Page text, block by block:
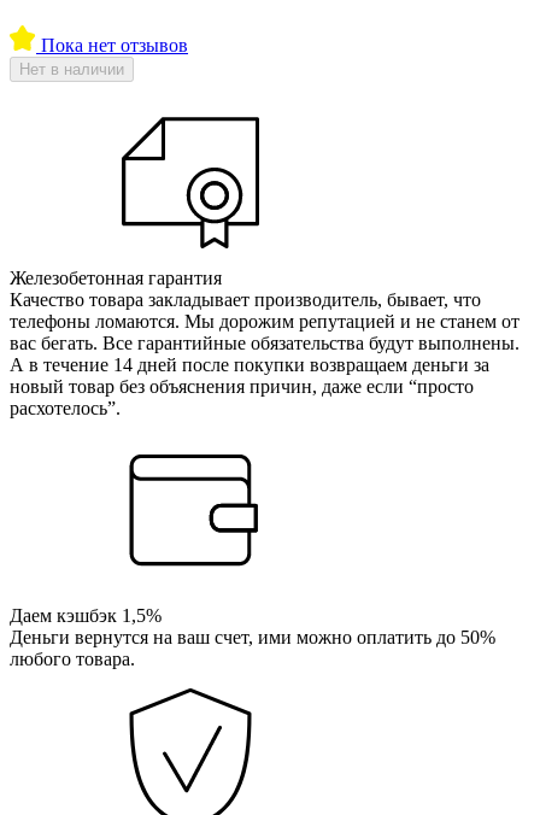
Пока нет отзывов
Нет в наличии
Железобетонная гарантия
Качество товара закладывает производитель, бывает, что
телефоны ломаются. Мы дорожим репутацией и не станем от
вас бегать. Все гарантийные обязательства будут выполнены.
А в течение 14 дней после покупки возвращаем деньги за
новый товар без объяснения причин, даже если “просто
расхотелось”.
Даем кэшбэк 1,5%
Деньги вернутся на ваш счет, ими можно оплатить до 50%
любого товара.